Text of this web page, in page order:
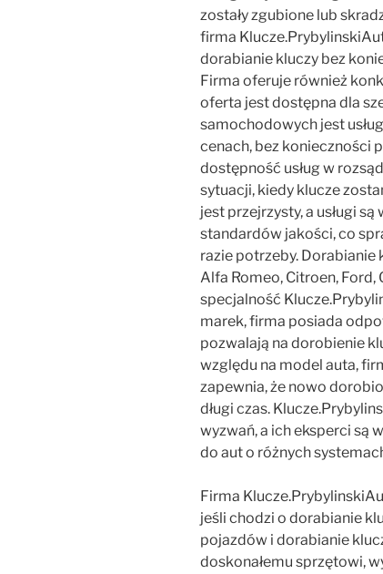
zostały zgubione lub
firma
dorabianie kluczy bez
Firma oferuje również
oferta jest dostępna dla
samochodowych jest
cenach, bez konieczności
dostępność usług w
sytuacji, kiedy klucze
jest przejrzysty, a usługi
standardów jakości, co
razie potrzeby.
Alfa Romeo, Citroen, Ford,
specjalność
marek, firma posiada
pozwalają na dorobienie
względu na model auta,
zapewnia, że nowo
długi czas.
wyzwań, a ich eksperci są
do aut o różnych
Firma
jeśli chodzi o dorabianie
pojazdów i dorabianie
doskonałemu sprzętowi,